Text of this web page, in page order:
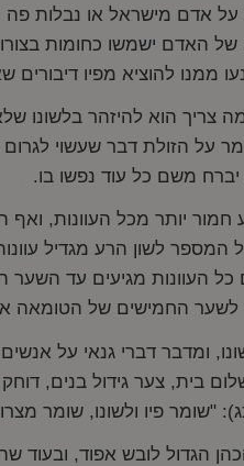
אדם מישראל או נבלות פה
האדם ישמשו כחומות
ממנו להוציא מפיו דיבורים
צריך הוא להיזהר בלשונו
על הזולת דבר שעשוי
יברח משם כל עוד נפשו בו.
חמור יותר מכל העוונות,
לשון הרע מגדיל
כל העוונות מגיעים עד
לשער החמישים של הטומאה
ומדבר דברי גנאי על
בית, צער גידול בנים, דוחק
"שומר פיו ולשונו, שומר
הגדול לובש אפוד, ובעוד